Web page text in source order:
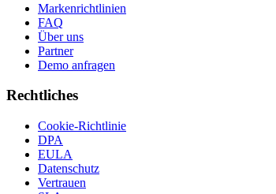
Markenrichtlinien
FAQ
Über uns
Partner
Demo anfragen
Rechtliches
Cookie-Richtlinie
DPA
EULA
Datenschutz
Vertrauen